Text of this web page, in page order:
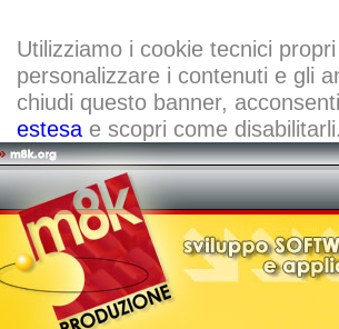
Utilizziamo i cookie tecnici
personalizzare i contenuti e gli
chiudi questo banner,
estesae scopri come